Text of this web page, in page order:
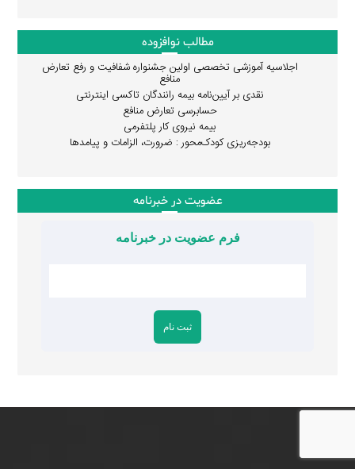
مطالب نوافزوده
اجلاسیه آموزشی تخصصی اولین جشنواره شفافیت و رفع تعارض
منافع
نقدی بر آیین‌نامه بیمه رانندگان تاکسی اینترنتی
حسابرسی تعارض منافع
بیمه نیروی کار پلتفرمی
بودجه‌ریزی کودک‌محور : ضرورت، الزامات و پیامدها
عضویت در خبرنامه
فرم عضویت در خبرنامه